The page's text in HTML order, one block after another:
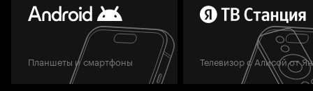
Планшеты и смартфоны Телевизор с Алисой от